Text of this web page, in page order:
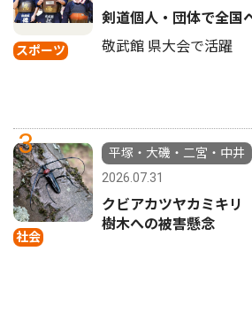
スポーツ
剣道個人・団体で全国
敬武館 県大会で活躍
3
社会
平塚・大磯・二宮・中井
2026.07.31
クビアカツヤカミキ
樹木への被害懸念